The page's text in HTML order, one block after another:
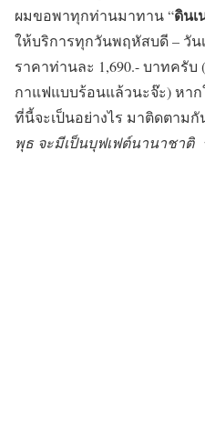
ผมขอพาทุกท่านมาทาน “ดินเ
ให้บริการทุกวันพฤหัสบดี – วันเ
ราคาท่านละ 1,690.- บาทครั
กาแฟแบบร้อนแล้วนะจ๊ะ)หาก
ที่นี้จะเป็นอย่างไร มาติดตามกั
พุธ จะมีเป็นบุฟเฟต์นานาชาติ